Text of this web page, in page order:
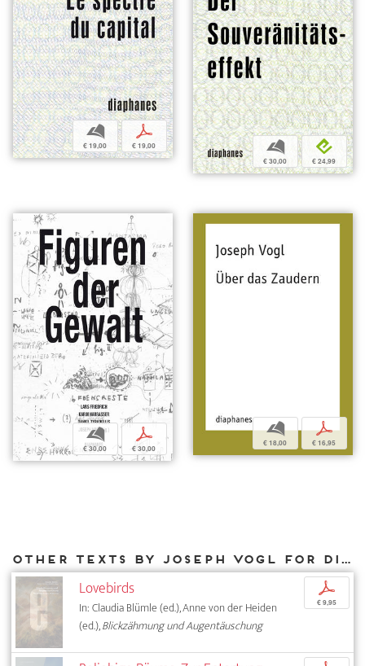
b
€ 19,00
p
€ 19,00 b
€ 30,00
e
€ 24,99
b
€ 30,00
p
€ 30,00
b
€ 18,00
p
€ 16,95
Other texts by Joseph Vogl for DIAPHANES
Lovebirds
In: Claudia Blümle (ed.), Anne von der Heiden
(ed.),Blickzähmung und Augentäuschung
p
€ 9,95